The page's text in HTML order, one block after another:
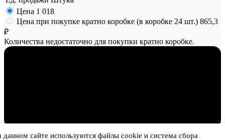
Цена 1 018
Цена при покупке кратно коробке (в коробке 24 шт.) 865,3
₽
Количества недостаточно для покупки кратно коробке.
1
данном сайте используются файлы cookie и система сбора